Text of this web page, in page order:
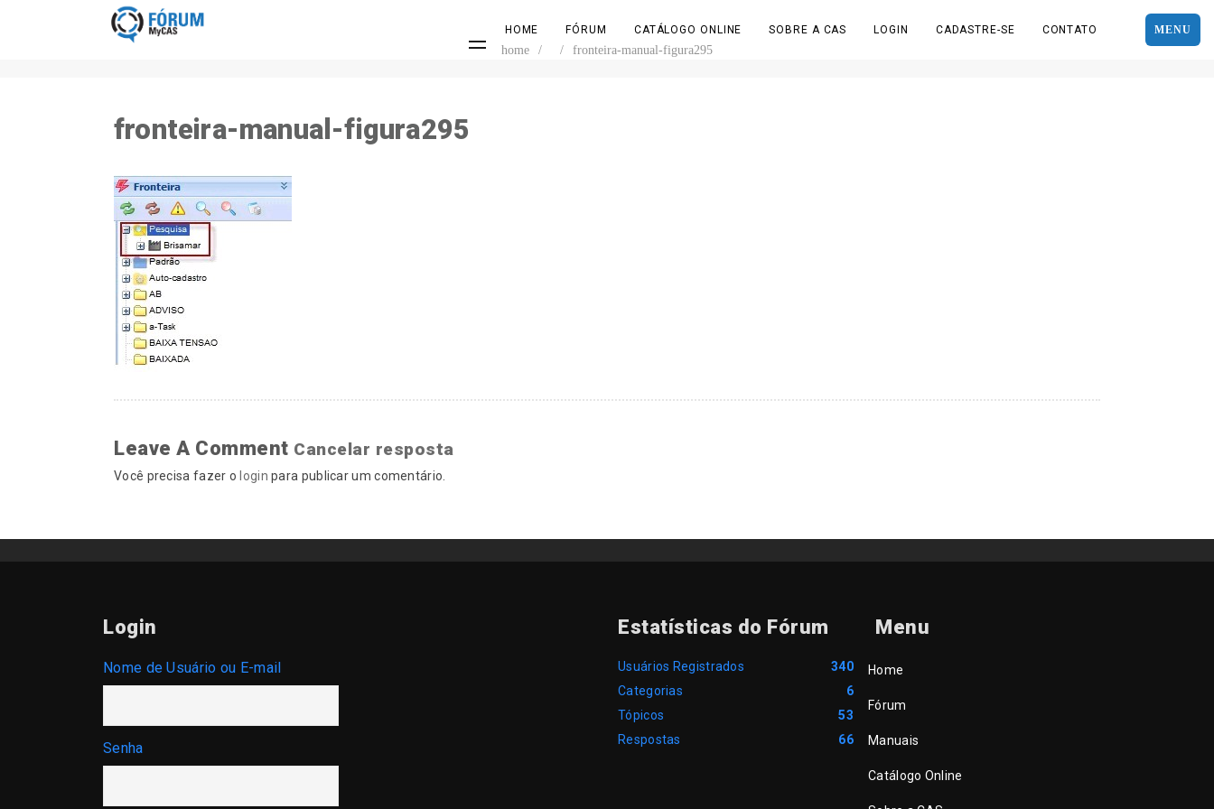
MENU
HOME FÓRUM CATÁLOGO ONLINE SOBRE A CAS LOGIN CADASTRE-SE CONTATO
home / / fronteira-manual-figura295
fronteira-manual-figura295
Leave A Comment Cancelar resposta
Você precisa fazer o login para publicar um comentário.
Login
Nome de Usuário ou E-mail
Senha
Estatísticas do Fórum
Usuários Registrados
340
Categorias
6
Tópicos
53
Respostas
66
Menu
Home
Fórum
Manuais
Catálogo Online